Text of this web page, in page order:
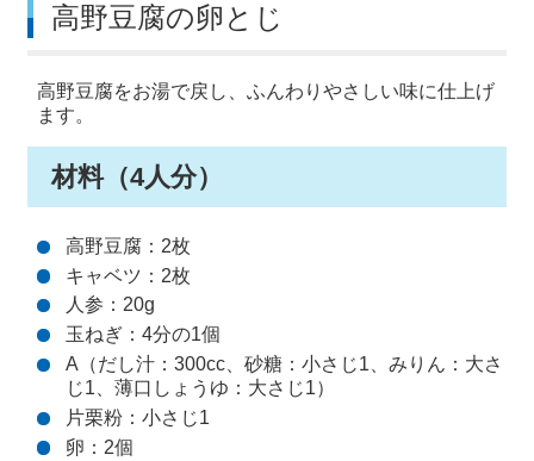
高野豆腐の卵とじ
高野豆腐をお湯で戻し、ふんわりやさしい味に仕上げ
ます。
材料（4人分）
高野豆腐：2枚
キャベツ：2枚
人参：20g
玉ねぎ：4分の1個
A（だし汁：300cc、砂糖：小さじ1、みりん：大さ
じ1、薄口しょうゆ：大さじ1）
片栗粉：小さじ1
卵：2個